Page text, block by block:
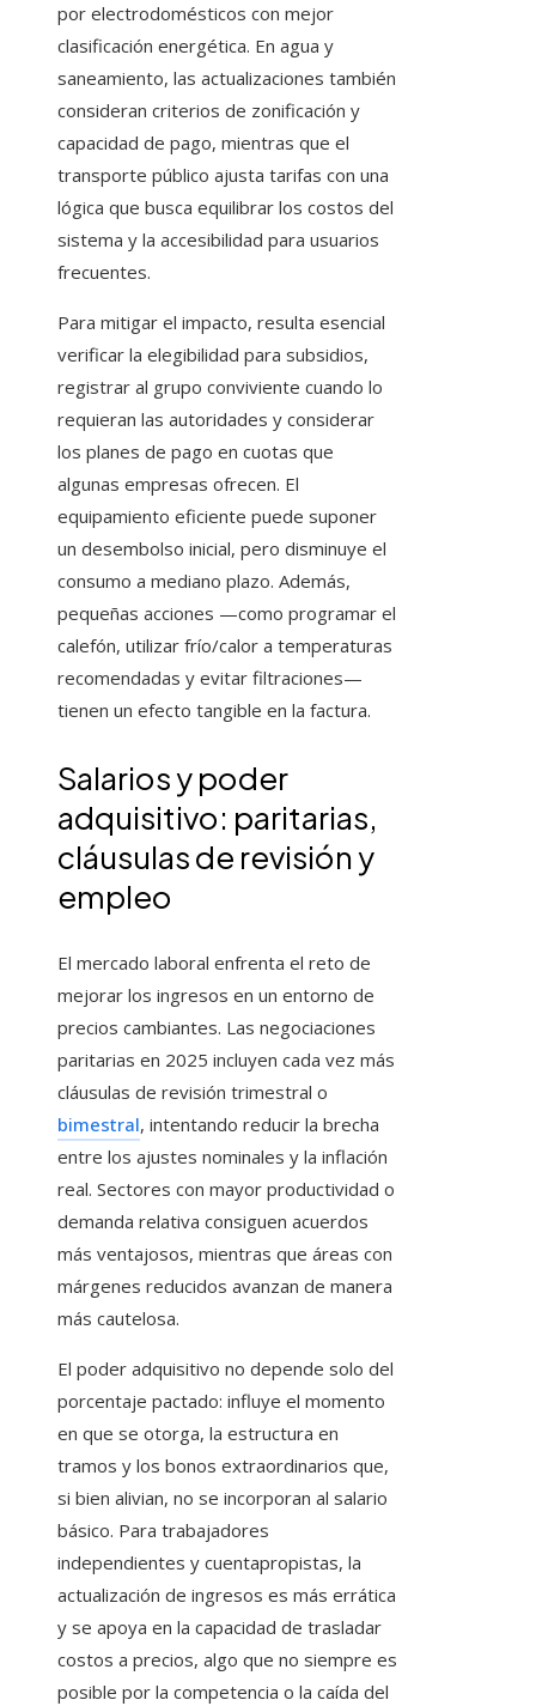
por electrodomésticos con mejor
clasificación energética. En agua y
saneamiento, las actualizaciones también
consideran criterios de zonificación y
capacidad de pago, mientras que el
transporte público ajusta tarifas con una
lógica que busca equilibrar los costos del
sistema y la accesibilidad para usuarios
frecuentes.
Para mitigar el impacto, resulta esencial
verificar la elegibilidad para subsidios,
registrar al grupo conviviente cuando lo
requieran las autoridades y considerar
los planes de pago en cuotas que
algunas empresas ofrecen. El
equipamiento eficiente puede suponer
un desembolso inicial, pero disminuye el
consumo a mediano plazo. Además,
pequeñas acciones —como programar el
calefón, utilizar frío/calor a temperaturas
recomendadas y evitar filtraciones—
tienen un efecto tangible en la factura.
Salarios y poder
adquisitivo: paritarias,
cláusulas de revisión y
empleo
El mercado laboral enfrenta el reto de
mejorar los ingresos en un entorno de
precios cambiantes. Las negociaciones
paritarias en 2025 incluyen cada vez más
cláusulas de revisión trimestral o
bimestral, intentando reducir la brecha
entre los ajustes nominales y la inflación
real. Sectores con mayor productividad o
demanda relativa consiguen acuerdos
más ventajosos, mientras que áreas con
márgenes reducidos avanzan de manera
más cautelosa.
El poder adquisitivo no depende solo del
porcentaje pactado: influye el momento
en que se otorga, la estructura en
tramos y los bonos extraordinarios que,
si bien alivian, no se incorporan al salario
básico. Para trabajadores
independientes y cuentapropistas, la
actualización de ingresos es más errática
y se apoya en la capacidad de trasladar
costos a precios, algo que no siempre es
posible por la competencia o la caída del